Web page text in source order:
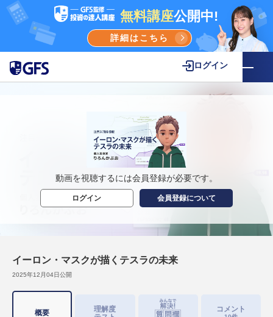
無料講座公開中!
詳細はこちら
ログイン
動画を視聴するには会員登録が必要です。
ログイン 会員登録について
イーロン・マスクが描くテスラの未来
2025年12月04日公開
概要
理解度
コメント